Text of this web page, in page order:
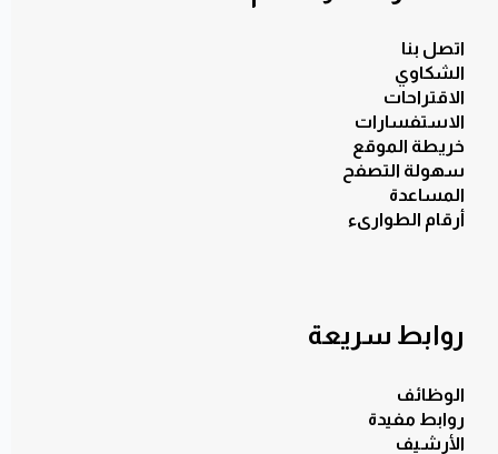
اتصل بنا
الشكاوي
الاقتراحات
الاستفسارات
خريطة الموقع
سهولة التصفح
المساعدة
أرقام الطوارىء
روابط سريعة
الوظائف
روابط مفيدة
الأرشيف